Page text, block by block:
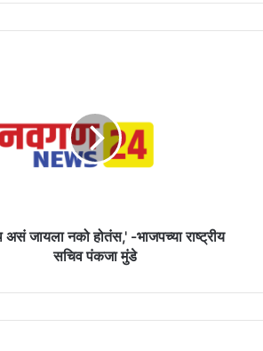
असं जायला नको होतंस,' -भाजपच्या राष्ट्रीय
सचिव पंकजा मुंडे